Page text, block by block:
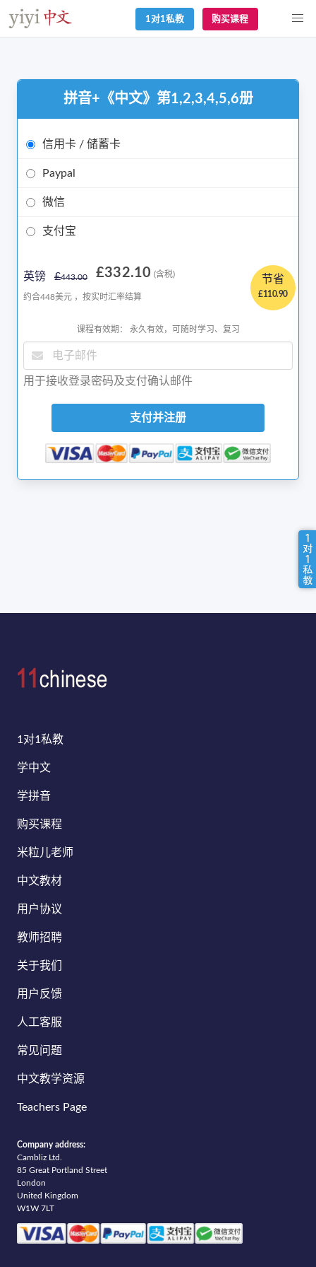
1对1私教 购买课程
拼音+《中文》第1,2,3,4,5,6册
信用卡 / 储蓄卡
Paypal
微信
支付宝
英镑 £443.00 £332.10 (含税)
约合448美元 ，按实时汇率结算
节省
£110.90
课程有效期： 永久有效，可随时学习、复习
用于接收登录密码及支付确认邮件
支付并注册
1对1私教
学中文
学拼音
购买课程
米粒儿老师
中文教材
用户协议
教师招聘
关于我们
用户反馈
人工客服
常见问题
中文教学资源
Teachers Page
Company address:
Cambliz Ltd.
85 Great Portland Street
London
United Kingdom
W1W 7LT